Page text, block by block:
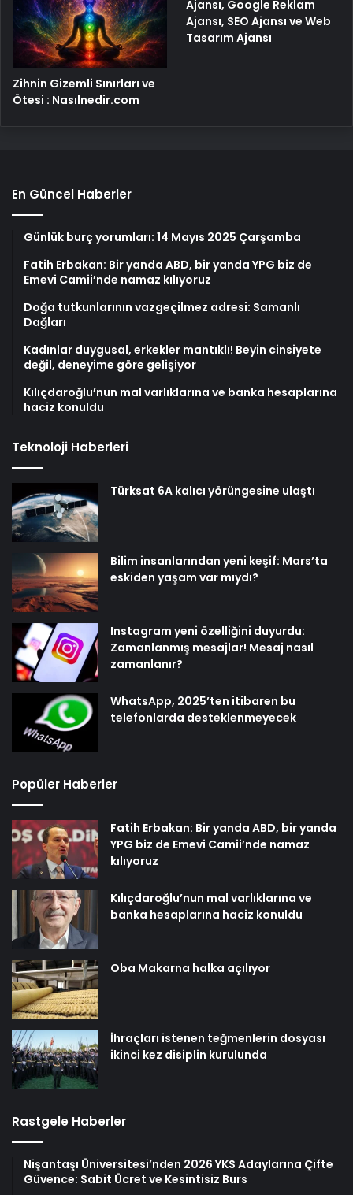
Zihnin Gizemli Sınırları ve
Ötesi : Nasılnedir.com
Ajansı, Google Reklam
Ajansı, SEO Ajansı ve Web
Tasarım Ajansı
En Güncel Haberler
Günlük burç yorumları: 14 Mayıs 2025 Çarşamba
Fatih Erbakan: Bir yanda ABD, bir yanda YPG biz de
Emevi Camii’nde namaz kılıyoruz
Doğa tutkunlarının vazgeçilmez adresi: Samanlı
Dağları
Kadınlar duygusal, erkekler mantıklı! Beyin cinsiyete
değil, deneyime göre gelişiyor
Kılıçdaroğlu’nun mal varlıklarına ve banka hesaplarına
haciz konuldu
Teknoloji Haberleri
Türksat 6A kalıcı yörüngesine ulaştı
Bilim insanlarından yeni keşif: Mars’ta
eskiden yaşam var mıydı?
Instagram yeni özelliğini duyurdu:
Zamanlanmış mesajlar! Mesaj nasıl
zamanlanır?
WhatsApp, 2025’ten itibaren bu
telefonlarda desteklenmeyecek
Popüler Haberler
Fatih Erbakan: Bir yanda ABD, bir yanda
YPG biz de Emevi Camii’nde namaz
kılıyoruz
Kılıçdaroğlu’nun mal varlıklarına ve
banka hesaplarına haciz konuldu
Oba Makarna halka açılıyor
İhraçları istenen teğmenlerin dosyası
ikinci kez disiplin kurulunda
Rastgele Haberler
Nişantaşı Üniversitesi’nden 2026 YKS Adaylarına Çifte
Güvence: Sabit Ücret ve Kesintisiz Burs